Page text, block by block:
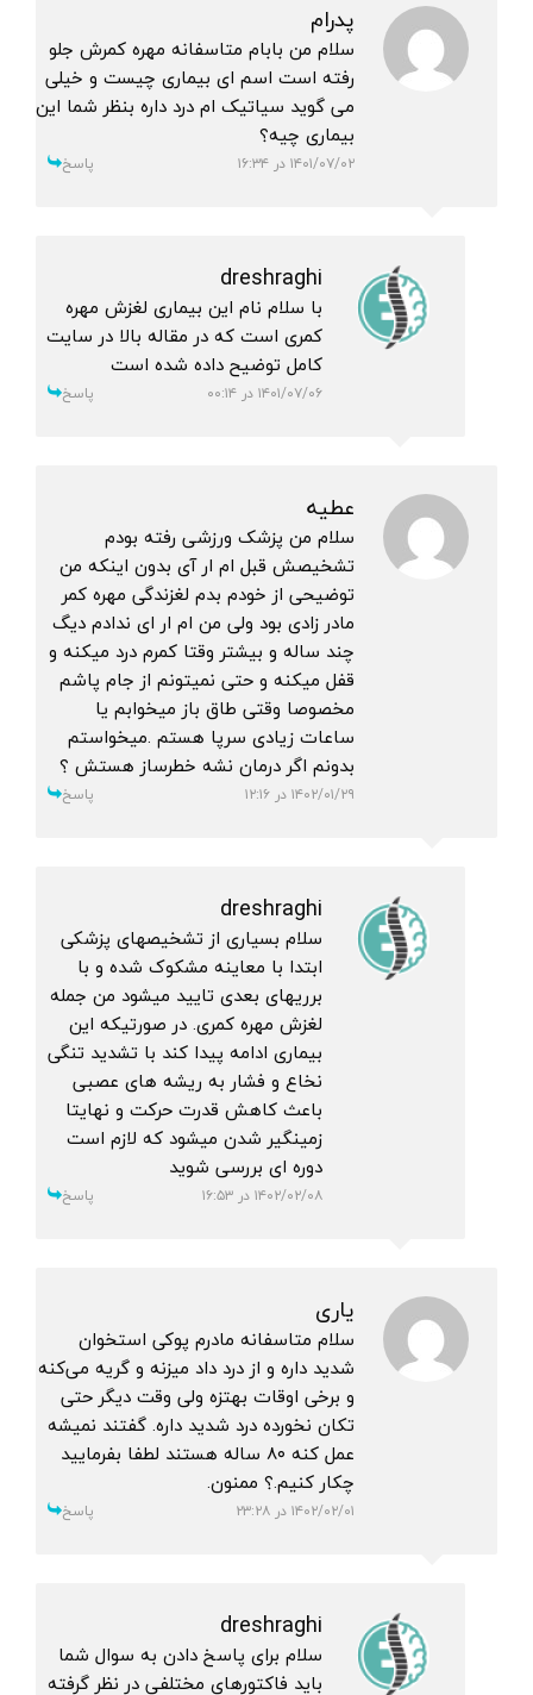
پدرام
سلام من بابام متاسفانه مهره کمرش جلو
رفته است اسم ای بیماری چیست و خیلی
می گوید سیاتیک ام درد داره بنظر شما این
بیماری چیه؟
۱۴۰۱/۰۷/۰۲ در ۱۶:۳۴ پاسخ
dreshraghi
با سلام نام این بیماری لغزش مهره
کمری است که در مقاله بالا در سایت
کامل توضیح داده شده است
۱۴۰۱/۰۷/۰۶ در ۰۰:۱۴ پاسخ
عطیه
سلام من پزشک ورزشی رفته بودم
تشخیصش قبل ام ار آی بدون اینکه من
توضیحی از خودم بدم لغزندگی مهره کمر
مادر زادی بود ولی من ام ار ای ندادم دیگ
چند ساله و بیشتر وقتا کمرم درد میکنه و
قفل میکنه و حتی نمیتونم از جام پاشم
مخصوصا وقتی طاق باز میخوابم یا
ساعات زیادی سرپا هستم .میخواستم
بدونم اگر درمان نشه خطرساز هستش ؟
۱۴۰۲/۰۱/۲۹ در ۱۲:۱۶ پاسخ
dreshraghi
سلام بسیاری از تشخیصهای پزشکی
ابتدا با معاینه مشکوک شده و با
برریهای بعدی تایید میشود من جمله
لغزش مهره کمری. در صورتیکه این
بیماری ادامه پیدا کند با تشدید تنگی
نخاع و فشار به ریشه های عصبی
باعث کاهش قدرت حرکت و نهایتا
زمینگیر شدن میشود که لازم است
دوره ای بررسی شوید
۱۴۰۲/۰۲/۰۸ در ۱۶:۵۳ پاسخ
یاری
سلام متاسفانه مادرم پوکی استخوان
شدید داره و از درد داد میزنه و گریه می‌کنه
و برخی اوقات بهتزه ولی وقت دیگر حتی
تکان نخورده درد شدید داره. گفتند نمیشه
عمل کنه ۸۰ ساله هستند لطفا بفرمایید
چکار کنیم.؟ ممنون.
۱۴۰۲/۰۲/۰۱ در ۲۳:۲۸ پاسخ
dreshraghi
سلام برای پاسخ دادن به سوال شما
باید فاکتورهای مختلفی در نظر گرفته